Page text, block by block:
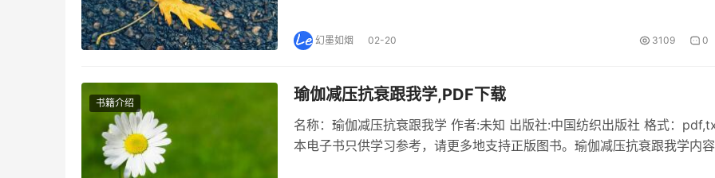
class="number_z"]1[/span]《灵犀之午夜幽瞳》第一部分[/...
幻墨如烟 02-20 3109 0
书籍介绍 瑜伽减压抗衰跟我学,PDF下载
名称：瑜伽减压抗衰跟我学 作者:未知 出版社:中国纺织出版社 格式：
本电子书只供学习参考，请更多地支持正版图书。瑜伽减压抗衰跟我学内容